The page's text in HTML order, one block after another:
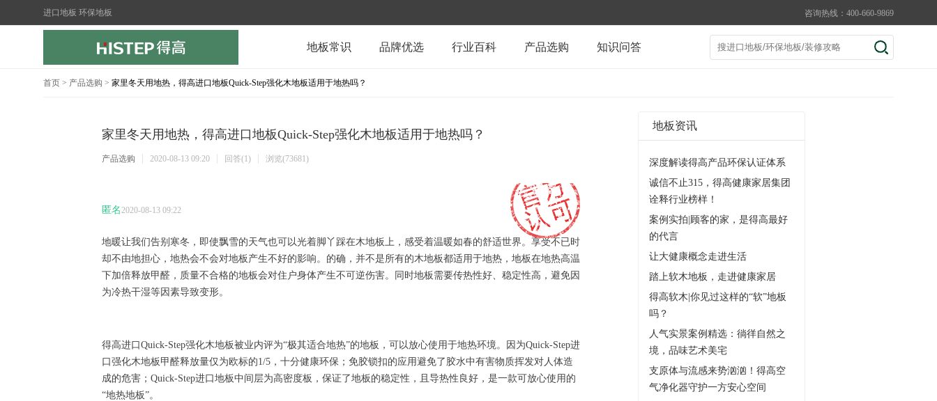
进口地板 环保地板 咨询热线：400-660-9869
地板常识 品牌优选 行业百科 产品选购 知识问答
首页 > 产品选购 > 家里冬天用地热，得高进口地板Quick-Step强化木地板适用于地热吗？
家里冬天用地热，得高进口地板Quick-Step强化木地板适用于地热吗？
产品选购 2020-08-13 09:20 回答(1) 浏览(73681)
匿名2020-08-13 09:22
地暖让我们告别寒冬，即使飘雪的天气也可以光着脚丫踩在木地板上，感受着温暖如春的舒适世界。享受不已时
却不由地担心，地热会不会对地板产生不好的影响。的确，并不是所有的木地板都适用于地热，地板在地热高温
下加倍释放甲醛，质量不合格的地板会对住户身体产生不可逆伤害。同时地板需要传热性好、稳定性高，避免因
为冷热干湿等因素导致变形。
得高进口 Quick-Step强化木地板被业内评为“极其适合地热”的地板，可以放心使用于地热环境。因为Quick-Step进
口强化木地板甲醛释放量仅为欧标的1/5，十分健康环保；免胶锁扣的应用避免了胶水中有害物质挥发对人体造
成的危害； Quick-Step进口地板中间层为高密度板，保证了地板的稳定性，且导热性良好，是一款可放心使用的
“地热地板”。
地板资讯
深度解读得高产品环保认证体系
诚信不止315，得高健康家居集团
诠释行业榜样！
案例实拍|顾客的家，是得高最好
的代言
让大健康概念走进生活
踏上软木地板，走进健康家居
得高软木|你见过这样的“软”地板
吗？
人气实景案例精选：徜徉自然之
境，品味艺术美宅
支原体与流感来势汹汹！得高空
气净化器守护一方安心空间